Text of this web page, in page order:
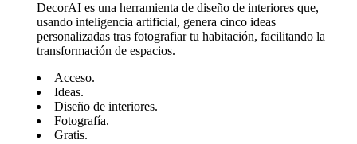
DecorAI es una herramienta de diseño de interiores que,
usando inteligencia artificial, genera cinco ideas
personalizadas tras fotografiar tu habitación, facilitando la
transformación de espacios.
Acceso.
Ideas.
Diseño de interiores.
Fotografía.
Gratis.